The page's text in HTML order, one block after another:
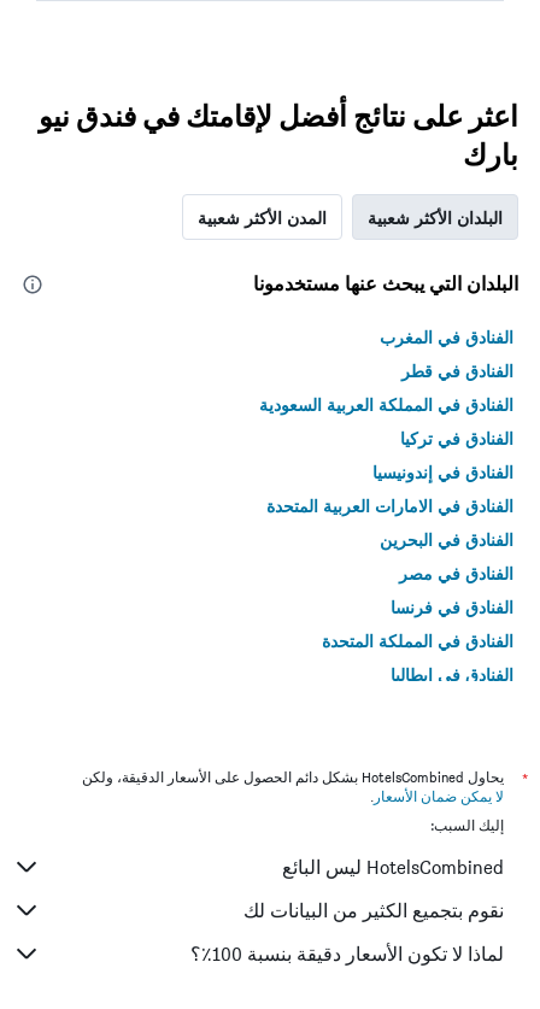
اعثر على نتائج أفضل لإقامتك في فندق نيو
بارك
البلدان الأكثر شعبية المدن الأكثر شعبية
البلدان التي يبحث عنها مستخدمونا
الفنادق في المغرب
الفنادق في قطر
الفنادق في المملكة العربية السعودية
الفنادق في تركيا
الفنادق في إندونيسيا
الفنادق في الامارات العربية المتحدة
الفنادق في البحرين
الفنادق في مصر
الفنادق في فرنسا
الفنادق في المملكة المتحدة
الفنادق في إيطاليا
*
يحاول HotelsCombined بشكل دائم الحصول على الأسعار الدقيقة، ولكن
لا يمكن ضمان الأسعار .
إليك السبب:
HotelsCombined ليس البائع
نقوم بتجميع الكثير من البيانات لك
لماذا لا تكون الأسعار دقيقة بنسبة 100٪؟